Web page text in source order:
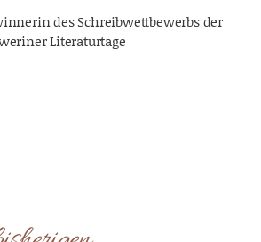
des Schreibwettbewerbs der
Literaturtage